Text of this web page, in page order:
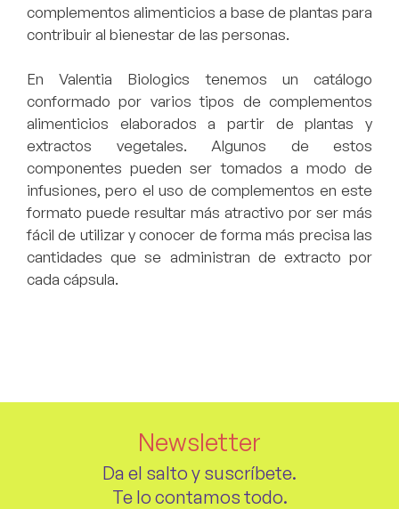
complementos alimenticios a base de plantas para
contribuir al bienestar de las personas.
En Valentia Biologics tenemos un catálogo
conformado por varios tipos de complementos
alimenticios elaborados a partir de plantas y
extractos vegetales. Algunos de estos
componentes pueden ser tomados a modo de
infusiones, pero el uso de complementos en este
formato puede resultar más atractivo por ser más
fácil de utilizar y conocer de forma más precisa las
cantidades que se administran de extracto por
cada cápsula.
Newsletter
Da el salto y suscríbete.
Te lo contamos todo.